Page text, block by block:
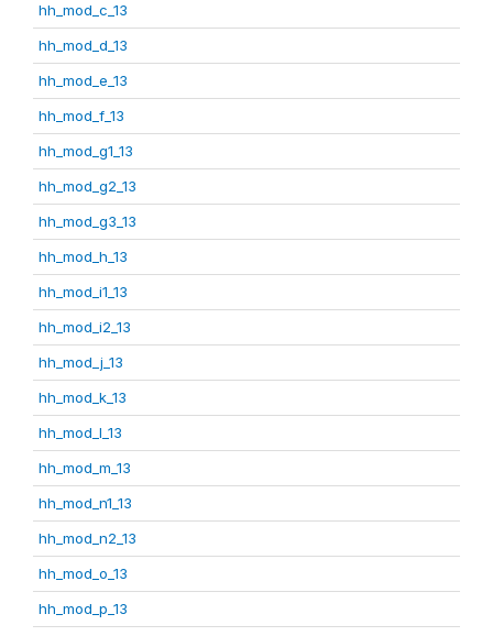
hh_mod_c_13
hh_mod_d_13
hh_mod_e_13
hh_mod_f_13
hh_mod_g1_13
hh_mod_g2_13
hh_mod_g3_13
hh_mod_h_13
hh_mod_i1_13
hh_mod_i2_13
hh_mod_j_13
hh_mod_k_13
hh_mod_l_13
hh_mod_m_13
hh_mod_n1_13
hh_mod_n2_13
hh_mod_o_13
hh_mod_p_13